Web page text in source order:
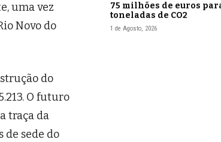
uma vez
Novo do
do
O futuro
traça da
de sede do
75 milhões de euros
toneladas de CO2
1 de Agosto, 2026